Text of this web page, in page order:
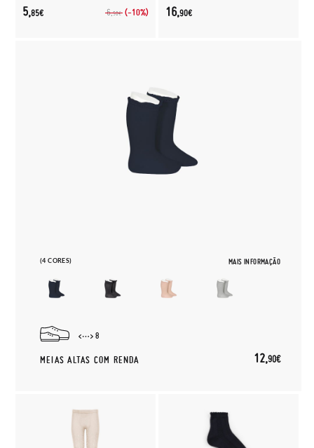
6,50€ (-10%)
5,85€ 16,90€
(4 CORES) MAIS INFORMAÇÃO
8
MEIAS ALTAS COM RENDA 12,90€